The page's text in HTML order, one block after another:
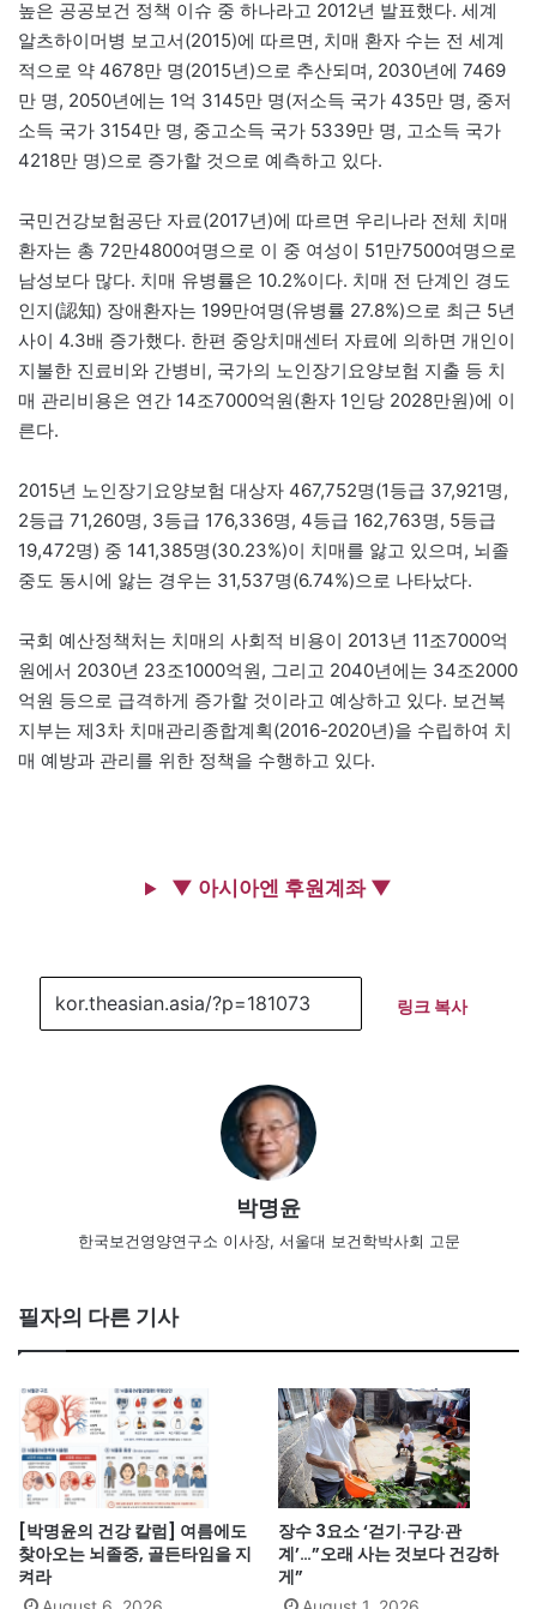
높은 공공보건 정책 이슈 중 하나라고 2012년 발표했다. 세계
알츠하이머병 보고서(2015)에 따르면, 치매 환자 수는 전 세계
적으로 약 4678만 명(2015년)으로 추산되며, 2030년에 7469
만 명, 2050년에는 1억 3145만 명(저소득 국가 435만 명, 중저
소득 국가 3154만 명, 중고소득 국가 5339만 명, 고소득 국가
4218만 명)으로 증가할 것으로 예측하고 있다.
국민건강보험공단 자료(2017년)에 따르면 우리나라 전체 치매
환자는 총 72만4800여명으로 이 중 여성이 51만7500여명으로
남성보다 많다. 치매 유병률은 10.2%이다. 치매 전 단계인 경도
인지(認知) 장애환자는 199만여명(유병률 27.8%)으로 최근 5년
사이 4.3배 증가했다. 한편 중앙치매센터 자료에 의하면 개인이
지불한 진료비와 간병비, 국가의 노인장기요양보험 지출 등 치
매 관리비용은 연간 14조7000억원(환자 1인당 2028만원)에 이
른다.
2015년 노인장기요양보험 대상자 467,752명(1등급 37,921명,
2등급 71,260명, 3등급 176,336명, 4등급 162,763명, 5등급
19,472명) 중 141,385명(30.23%)이 치매를 앓고 있으며, 뇌졸
중도 동시에 앓는 경우는 31,537명(6.74%)으로 나타났다.
국회 예산정책처는 치매의 사회적 비용이 2013년 11조7000억
원에서 2030년 23조1000억원, 그리고 2040년에는 34조2000
억원 등으로 급격하게 증가할 것이라고 예상하고 있다. 보건복
지부는 제3차 치매관리종합계획(2016-2020년)을 수립하여 치
매 예방과 관리를 위한 정책을 수행하고 있다.
▼ 아시아엔 후원계좌 ▼
링크 복사
박명윤
한국보건영양연구소 이사장, 서울대 보건학박사회 고문
필자의 다른 기사
[박명윤의 건강 칼럼] 여름에도
찾아오는 뇌졸중, 골든타임을 지
켜라
장수 3요소 ‘걷기·구강·관
계’…”오래 사는 것보다 건강하
게”